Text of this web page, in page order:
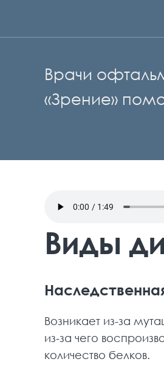
Врачи
«Зрение»
Виды
Возникает из-за
из-за чего
количество белков.